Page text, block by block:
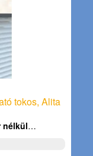
tokos, Alita
nélkül…